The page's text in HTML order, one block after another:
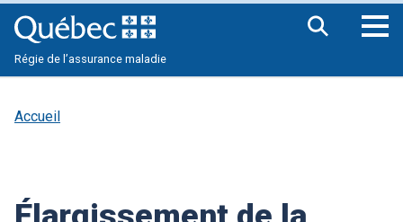
Régie de l’assurance maladie
Accueil